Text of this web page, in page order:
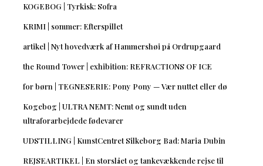
KOGEBOG | Tyrkisk: Sofra
KRIMI | sommer: Efterspillet
artikel | Nyt hovedværk af Hammershøi på Ordrupgaard
the Round Tower | exhibition: REFRACTIONS OF ICE
for børn | TEGNESERIE: Pony Pony — Vær nuttet eller dø
Kogebog | ULTRA NEMT: Nemt og sundt uden
ultraforarbejdede fødevarer
UDSTILLING | KunstCentret Silkeborg Bad: Maria Dubin
REJSEARTIKEL | En storslået og tankevækkende rejse til